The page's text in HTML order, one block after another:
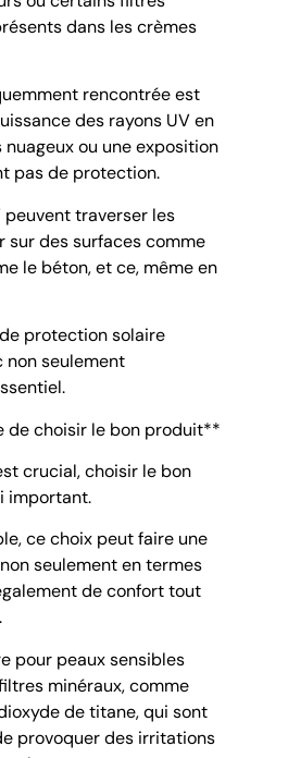
dans les crèmes
rencontrée est
des rayons UV en
nuageux ou une exposition
pas de protection.
peuvent traverser les
sur des surfaces comme
le béton, et ce, même en
protection solaire
seulement
choisir le bon produit**
crucial, choisir le bon
important.
ce choix peut faire une
seulement en termes
de confort tout
pour peaux sensibles
minéraux, comme
de titane, qui sont
provoquer des irritations